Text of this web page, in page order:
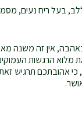
בעל ריח נעים,
אין זה משנה
מלוא הרגשות
כי אהובתכם תרגיש